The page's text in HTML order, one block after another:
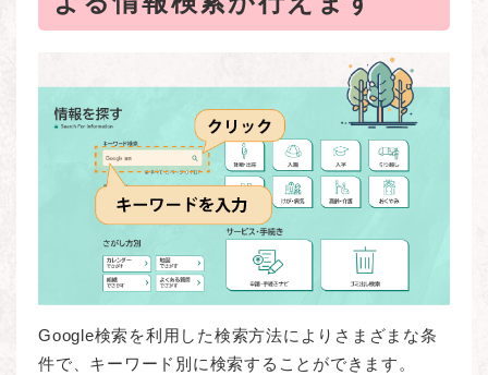
Google検索を利用した検索方法によりさまざまな条
件で、キーワード別に検索することができます。